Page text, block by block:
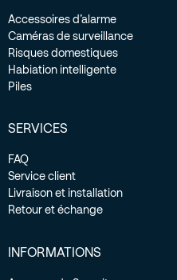
Accessoires d’alarme
Caméras de surveillance
Risques domestiques
Habiation intelligente
Piles
SERVICES
FAQ
Service client
Livraison et installation
Retour et échange
INFORMATIONS